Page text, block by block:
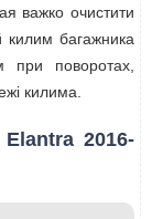
важко очистити
килим багажника
при поворотах,
килима.
2016-